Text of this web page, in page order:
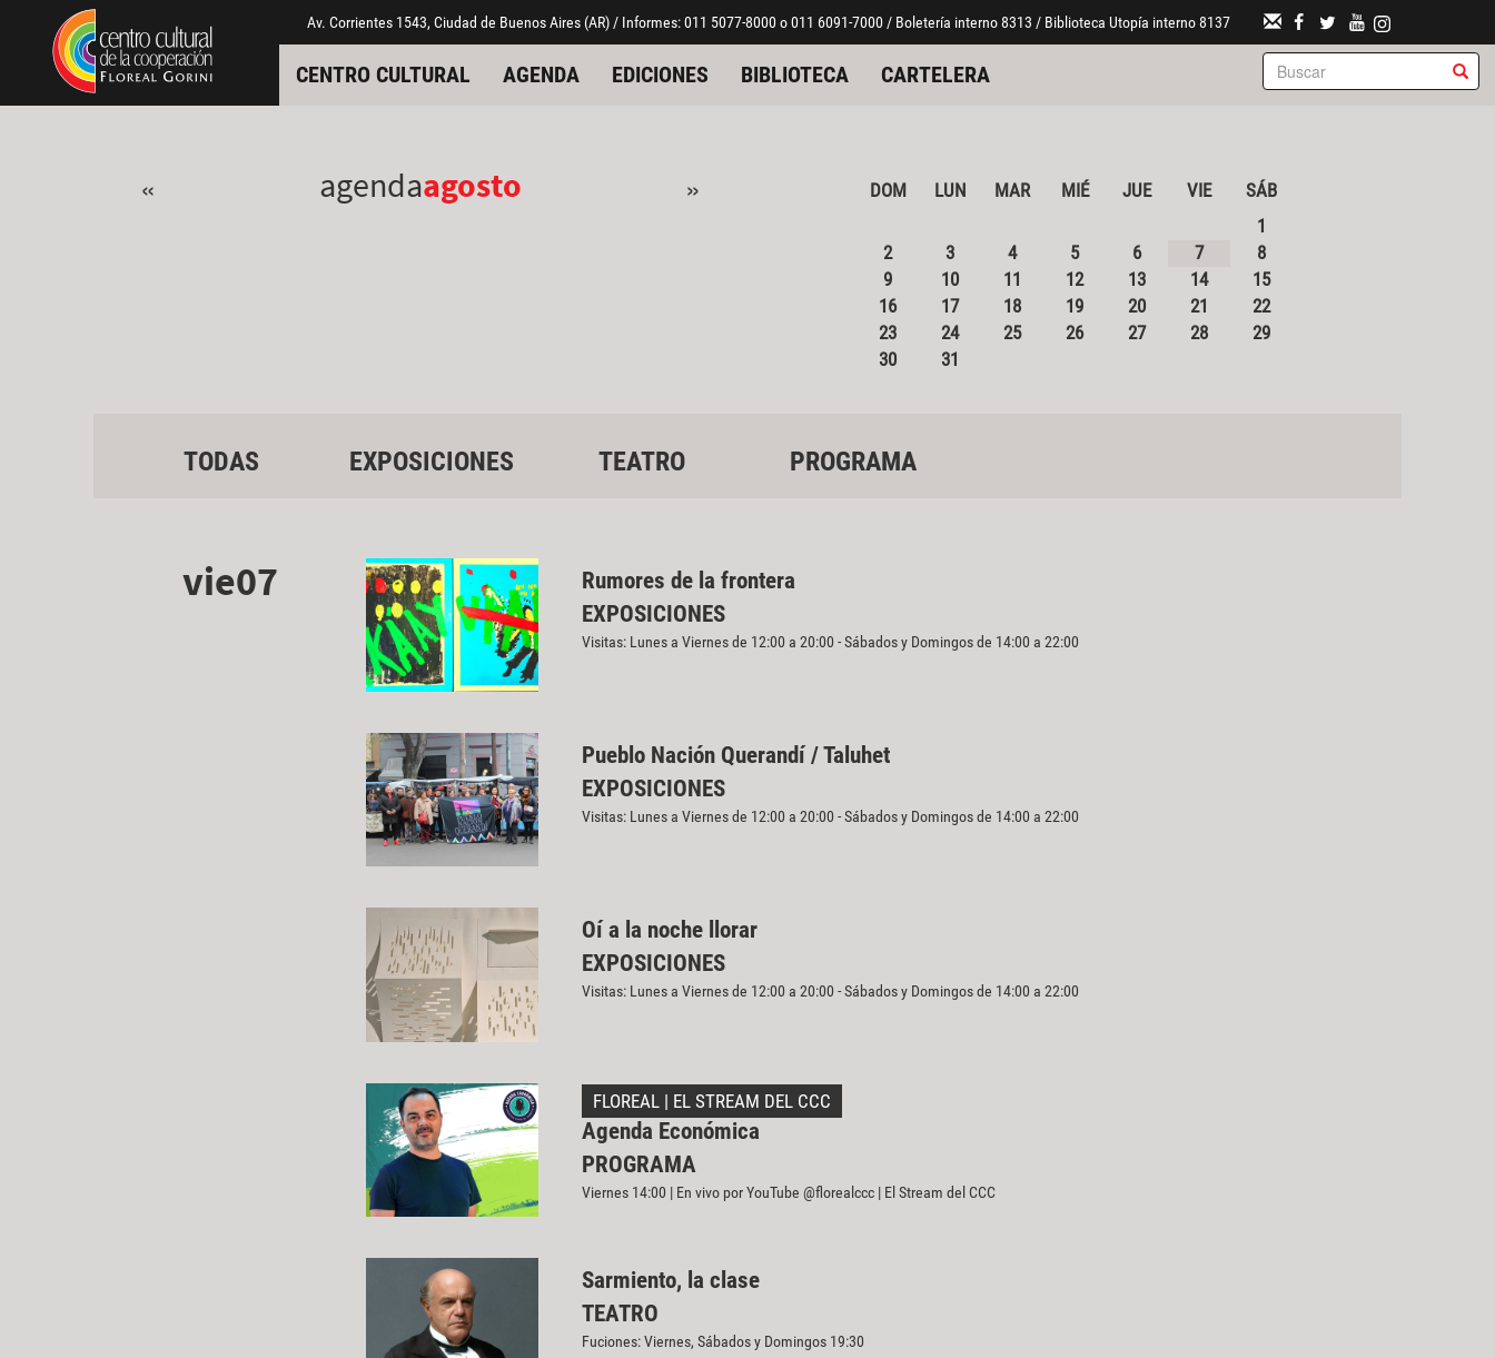
Pasar al contenido principal
Jump to main content Av. Corrientes 1543, Ciudad de Buenos Aires (AR) / Informes: 011 5077-8000 o 011 6091-7000 / Boletería interno 8313 / Biblioteca Utopía interno 8137
CENTRO CULTURAL AGENDA EDICIONES BIBLIOTECA CARTELERA
« agendaagosto » DOM LUN MAR MIÉ JUE VIE
SÁB
1
2
3 4 5 6 7
8
9
10 11 12 13 14
15
16
17 18 19 20 21
22
23
24 25 26 27 28
29
30
31
TODAS EXPOSICIONES TEATRO PROGRAMA
vie07
Rumores de la frontera
EXPOSICIONES
Visitas: Lunes a Viernes de 12:00 a 20:00 - Sábados y Domingos de 14:00 a 22:00
Pueblo Nación Querandí / Taluhet
EXPOSICIONES
Visitas: Lunes a Viernes de 12:00 a 20:00 - Sábados y Domingos de 14:00 a 22:00
Oí a la noche llorar
EXPOSICIONES
Visitas: Lunes a Viernes de 12:00 a 20:00 - Sábados y Domingos de 14:00 a 22:00
FLOREAL | EL STREAM DEL CCC
Agenda Económica
PROGRAMA
Viernes 14:00 | En vivo por YouTube @florealccc | El Stream del CCC
Sarmiento, la clase
TEATRO
Fuciones: Viernes, Sábados y Domingos 19:30